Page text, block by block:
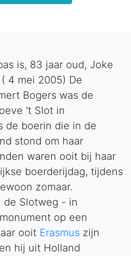
is, 83 jaar oud, Joke
4 mei 2005) De
Bogers was de
't Slot in
de boerin die in de
stond om haar
waren ooit bij haar
boerderijdag, tijdens
zomaar.
de Slotweg - in
op een
ooit Erasmus zijn
hij uit Holland